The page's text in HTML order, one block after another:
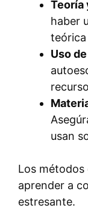
Teoría
haber
teórica
Uso
usan
Los
aprender a
estresante.